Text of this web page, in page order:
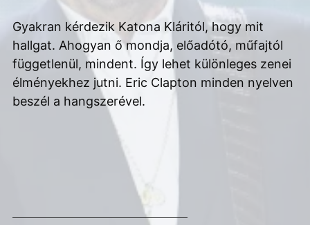
Gyakran kérdezik Katona Kláritól, hogy mit
hallgat. Ahogyan ő mondja, előadótó, műfajtól
függetlenül, mindent. Így lehet különleges zenei
élményekhez jutni. Eric Clapton minden nyelven
beszél a hangszerével.